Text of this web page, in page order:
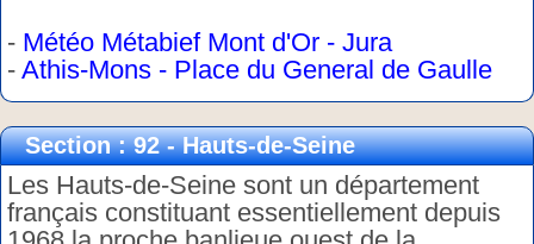
- Météo Métabief Mont d'Or - Jura
- Athis-Mons - Place du General de Gaulle
Section : 92 - Hauts-de-Seine
Les Hauts-de-Seine sont un département
français constituant essentiellement depuis